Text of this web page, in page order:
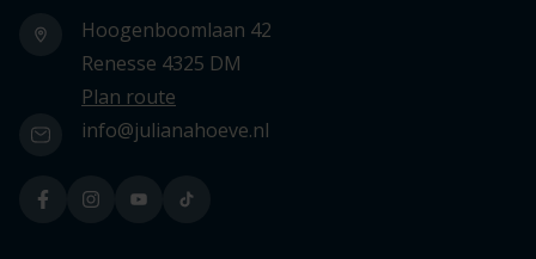
Hoogenboomlaan 42
Renesse 4325 DM
Plan route
info@julianahoeve.nl